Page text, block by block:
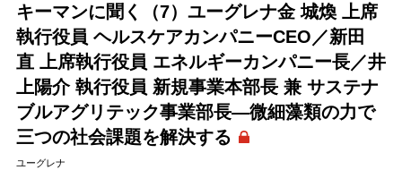
キーマンに聞く（7）ユーグレナ金 城煥 上席
執行役員 ヘルスケアカンパニーCEO／新田
直 上席執行役員 エネルギーカンパニー長／井
上陽介 執行役員 新規事業本部長 兼 サステナ
ブルアグリテック事業部長―微細藻類の力で
三つの社会課題を解決する
ユーグレナ